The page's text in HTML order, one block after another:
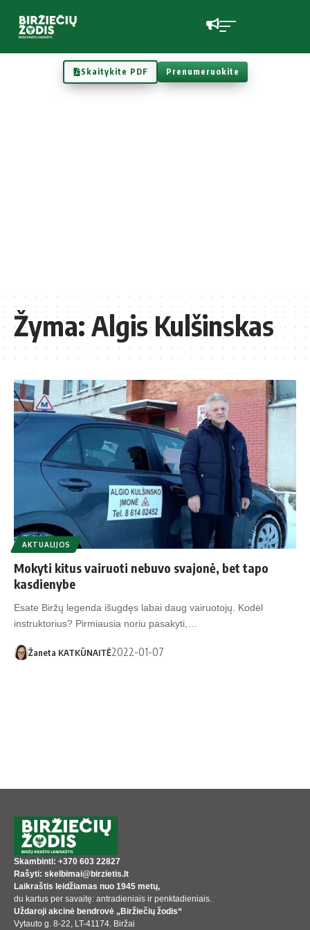
Skaitykite PDF Prenumeruokite
Žyma:Algis Kulšinskas
AKTUALIJOS
Mokyti kitus vairuoti nebuvo svajonė, bet tapo
kasdienybe
Esate Biržų legenda išugdęs labai daug vairuotojų. Kodėl
instruktorius? Pirmiausia noriu pasakyti,…
Žaneta KATKŪNAITĖ2022-01-07
Skambinti: +370 603 22827
Rašyti: skelbimai@birzietis.lt
Laikraštis leidžiamas nuo 1945 metų,
du kartus per savaitę: antradieniais ir penktadieniais.
Uždaroji akcinė bendrovė „Biržiečių žodis“
Vytauto g. 8-22, LT-41174. Biržai